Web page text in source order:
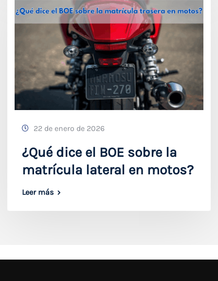
22 de enero de 2026
¿Qué dice el BOE sobre la
matrícula lateral en motos?
Leer más